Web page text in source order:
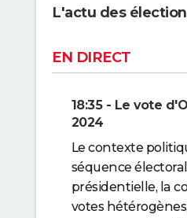
L'actu des
EN DIRECT
18:35 - Le vote
2024
Le contexte
séquence
présidentielle, la
votes